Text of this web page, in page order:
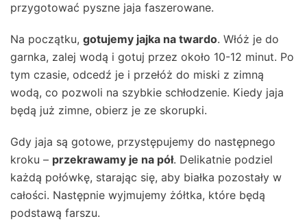
przygotować pyszne jaja faszerowane.
Na początku, gotujemy jajka na twardo. Włóż je do
garnka, zalej wodą i gotuj przez około 10-12 minut. Po
tym czasie, odcedź je i przełóż do miski z zimną
wodą, co pozwoli na szybkie schłodzenie. Kiedy jaja
będą już zimne, obierz je ze skorupki.
Gdy jaja są gotowe, przystępujemy do następnego
kroku – przekrawamy je na pół. Delikatnie podziel
każdą połówkę, starając się, aby białka pozostały w
całości. Następnie wyjmujemy żółtka, które będą
podstawą farszu.